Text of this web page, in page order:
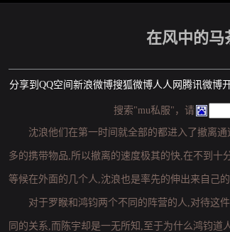
在风中的马
分享到 QQ空间 新浪微博搜狐微博人人网 腾讯微博
搜索"mu私服"，请
沈浪他们在第一时间就全部的都进入了撤离
多的携带物品,所以撤离的速度极其的快,在不到十
等候在外面的几个人,沈浪也是率先的伸出来自己
对于罗睺和鸿钧两个不同的阵营的人,对待这
同的关系,而陈宇却是一无所知,至于为什么鸿钧